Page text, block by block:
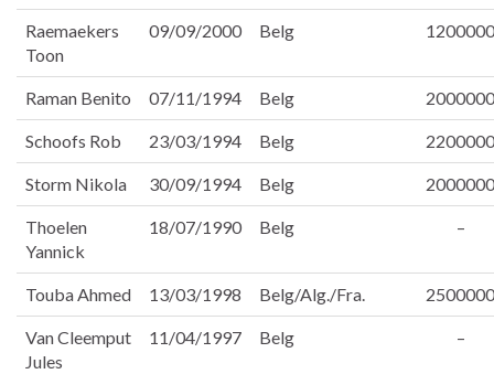
Raemaekers
Toon
09/09/2000 Belg 1200000
Raman Benito 07/11/1994 Belg 2000000
Schoofs Rob 23/03/1994 Belg 2200000
Storm Nikola 30/09/1994 Belg 2000000
Thoelen
Yannick
18/07/1990 Belg –
Touba Ahmed 13/03/1998 Belg/Alg./Fra. 2500000
Van Cleemput
Jules
11/04/1997 Belg –